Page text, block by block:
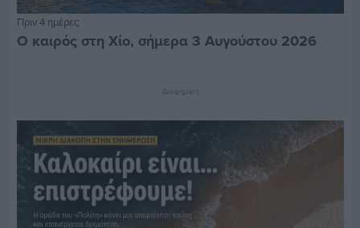
Πριν 4 ημέρες
Ο καιρός στη Χίο, σήμερα 3 Αυγούστου 2026
Διαφήμιση